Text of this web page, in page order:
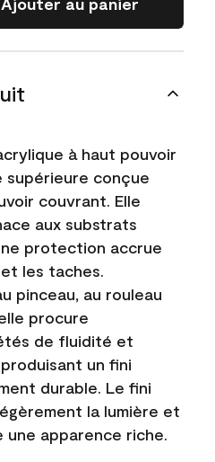
à haut pouvoir
supérieure conçue
couvrant. Elle
aux substrats
protection accrue
les taches.
pinceau, au rouleau
procure
de fluidité et
un fini
durable. Le fini
la lumière et
apparence riche.